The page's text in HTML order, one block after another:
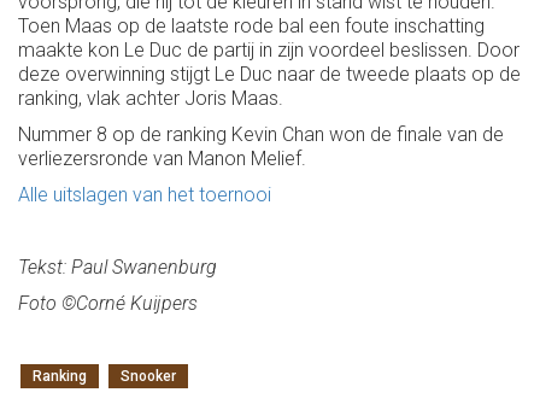
Toen Maas op de laatste rode bal een foute inschatting
maakte kon Le Duc de partij in zijn voordeel beslissen. Door
deze overwinning stijgt Le Duc naar de tweede plaats op de
ranking, vlak achter Joris Maas.
Nummer 8 op de ranking Kevin Chan won de finale van de
verliezersronde van Manon Melief.
Alle uitslagen van het toernooi
Tekst: Paul Swanenburg
Foto ©Corné Kuijpers
Ranking Snooker